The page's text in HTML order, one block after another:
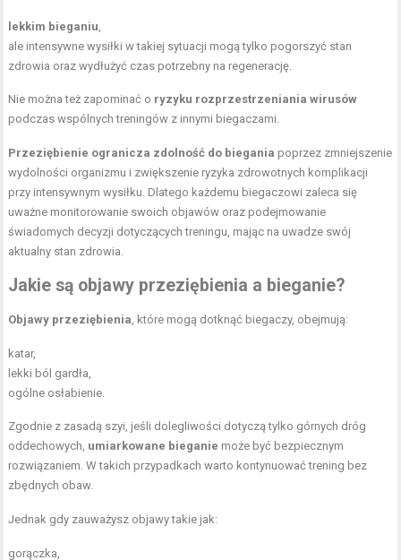
lekkim bieganiu
ale intensywne wysiłki w takiej sytuacji mogą tylko pogorszyć stan
zdrowia oraz wydłużyć czas potrzebny na regenerację.
Nie można też zapominać o ryzyku rozprzestrzeniania wirusów
podczas wspólnych treningów z innymi biegaczami.
Przeziębienie ogranicza zdolność do biegania poprzez zmniejszenie
wydolności organizmu i zwiększenie ryzyka zdrowotnych komplikacji
przy intensywnym wysiłku. Dlatego każdemu biegaczowi zaleca się
uważne monitorowanie swoich objawów oraz podejmowanie
świadomych decyzji dotyczących treningu, mając na uwadze swój
aktualny stan zdrowia.
Jakie są objawy przeziębienia a bieganie?
Objawy przeziębienia , które mogą dotknąć biegaczy, obejmują:
katar,
lekki ból gardła,
ogólne osłabienie.
Zgodnie z zasadą szyi, jeśli dolegliwości dotyczą tylko górnych dróg
oddechowych, umiarkowane bieganie może być bezpiecznym
rozwiązaniem. W takich przypadkach warto kontynuować trening bez
zbędnych obaw.
Jednak gdy zauważysz objawy takie jak:
gorączka,